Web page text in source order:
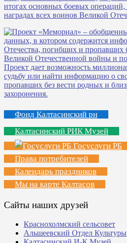
Фонд Калтасинский рн
Калтасинский РИК Музей
Госуслуги РБ
Права потребителей
Календарь праздников
Мы на карте Калтасов
Сайты наших друзей
Краснохолмский сельсовет
Альшеевский Отдел Культуры